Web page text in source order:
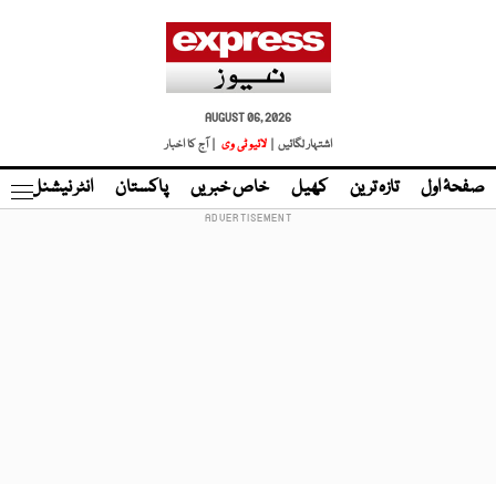
AUGUST 06, 2026
اشتہار لگائیں |
لائیو ٹی وی | آج کا اخبار
صفحۂ اول تازہ ترین کھیل خاص خبریں پاکستان انٹر نیشنل